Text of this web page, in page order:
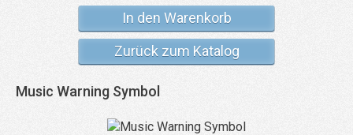
In den Warenkorb
Zurück zum Katalog
Music Warning Symbol